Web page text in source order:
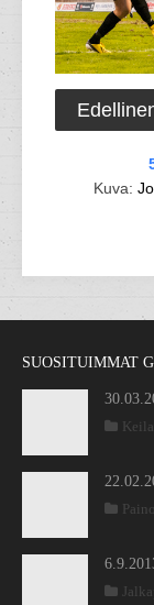
Kuva:
SUOSITUIMMAT